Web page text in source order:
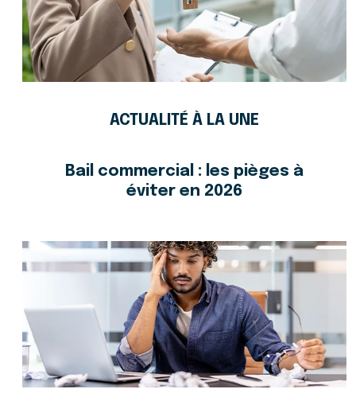
ACTUALITÉ À LA UNE
Bail commercial : les pièges à
éviter en 2026